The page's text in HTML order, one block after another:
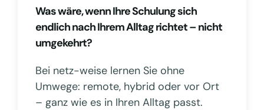
Was wäre, wenn Ihre Schulung sich
endlich nach Ihrem Alltag richtet – nicht
umgekehrt?
Bei netz-weise lernen Sie ohne
Umwege: remote, hybrid oder vor Ort
– ganz wie es in Ihren Alltag passt.